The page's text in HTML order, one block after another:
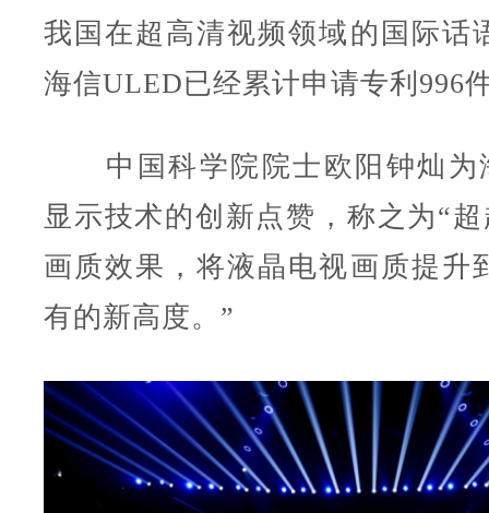
我国在超高清视频领域的国际话
海信ULED已经累计申请专利996
中国科学院院士欧阳钟灿为
显示技术的创新点赞，称之为“
画质效果，将液晶电视画质提升
有的新高度。”